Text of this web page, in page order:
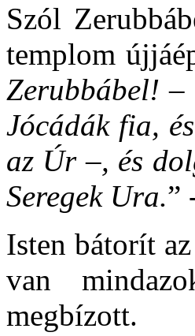
Szól
templom
Zerubbábel!
Jócádák fia,
az Úr –, és
Seregek Ura.”
Isten bátorít
van
megbízott.